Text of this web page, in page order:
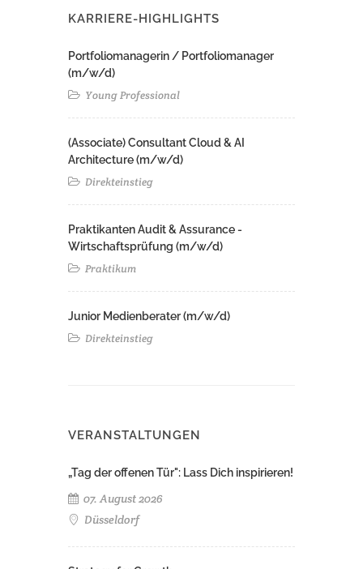
KARRIERE-HIGHLIGHTS
Portfoliomanagerin / Portfoliomanager
(m/w/d)
Young Professional
(Associate) Consultant Cloud & AI
Architecture (m/w/d)​ ​
Direkteinstieg
Praktikanten Audit & Assurance -
Wirtschaftsprüfung (m/w/d)
Praktikum
Junior Medienberater (m/w/d)
Direkteinstieg
VERANSTALTUNGEN
„Tag der offenen Tür": Lass Dich inspirieren!
07. August 2026
Düsseldorf